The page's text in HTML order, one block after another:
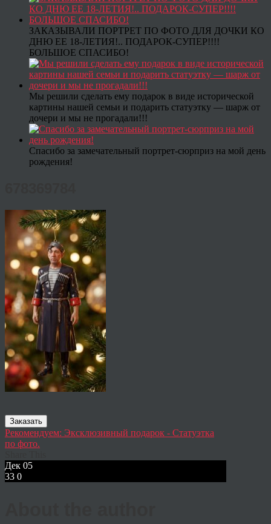
ЗАКАЗЫВАЛИ ПОРТРЕТ ПО ФОТО ДЛЯ ДОЧКИ КО
ДНЮ ЕЕ 18-ЛЕТИЯ!.. ПОДАРОК-СУПЕР!!!!
БОЛЬШОЕ СПАСИБО!
Мы решили сделать ему подарок в виде исторической
картины нашей семьи и подарить статуэтку — шарж от
дочери и мы не прогадали!!!
Спасибо за замечательный портрет-сюрприз на мой день
рождения!
Заказать
Рекомендуем: Эксклюзивный подарок - Статуэтка
по фото.
Дек 05
33 0